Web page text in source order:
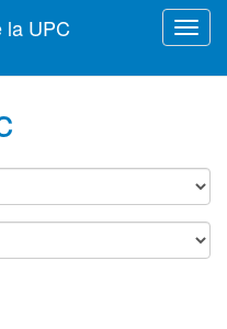
la UPC